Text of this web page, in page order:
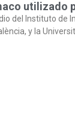
utilizado
del Instituto de
y la